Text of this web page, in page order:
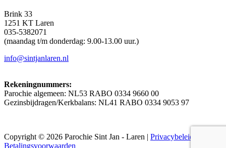
Brink 33
1251 KT Laren
035-5382071
(maandag t/m donderdag: 9.00-13.00 uur.)
info@sintjanlaren.nl
Rekeningnummers:
Parochie algemeen: NL53 RABO 0334 9660 00
Gezinsbijdragen/Kerkbalans: NL41 RABO 0334 9053 97
Copyright © 2026 Parochie Sint Jan - Laren | Privacybeleid
Betalingsvoorwaarden